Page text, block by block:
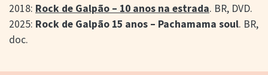
2018: Rock de Galpão – 10 anos na estrada. BR, DVD.
2025: Rock de Galpão 15 anos – Pachamama soul. BR,
doc.